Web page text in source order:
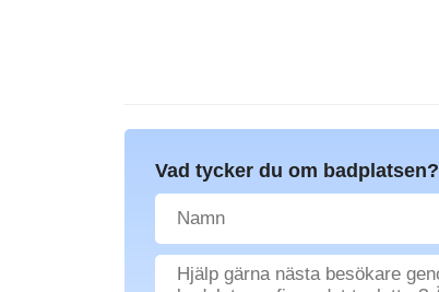
Vad tycker du om badplatsen?